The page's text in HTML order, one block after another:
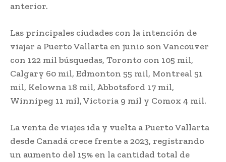
anterior.
Las principales ciudades con la intención de
viajar a Puerto Vallarta en junio son Vancouver
con 122 mil búsquedas, Toronto con 105 mil,
Calgary 60 mil, Edmonton 55 mil, Montreal 51
mil, Kelowna 18 mil, Abbotsford 17 mil,
Winnipeg 11 mil, Victoria 9 mil y Comox 4 mil.
La venta de viajes ida y vuelta a Puerto Vallarta
desde Canadá crece frente a 2023, registrando
un aumento del 15% en la cantidad total de